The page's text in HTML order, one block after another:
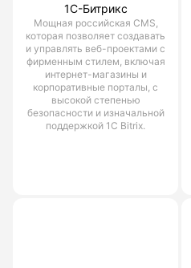
1С-Битрикс
Мощная российская CMS,
которая позволяет создавать
и управлять веб-проектами с
фирменным стилем, включая
интернет-магазины и
корпоративные порталы, с
высокой степенью
безопасности и изначальной
поддержкой 1С Bitrix.